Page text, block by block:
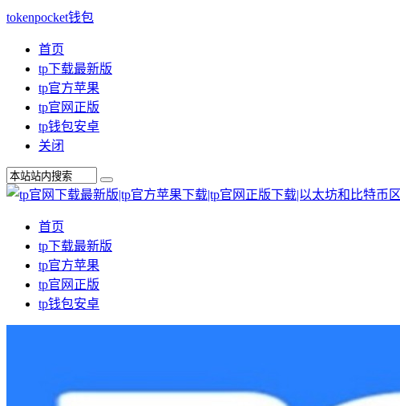
tokenpocket钱包
首页
tp下载最新版
tp官方苹果
tp官网正版
tp钱包安卓
关闭
首页
tp下载最新版
tp官方苹果
tp官网正版
tp钱包安卓